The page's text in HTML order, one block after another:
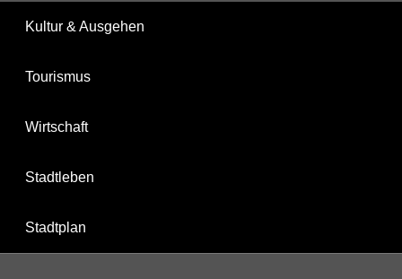
Kultur & Ausgehen
Tourismus
Wirtschaft
Stadtleben
Stadtplan